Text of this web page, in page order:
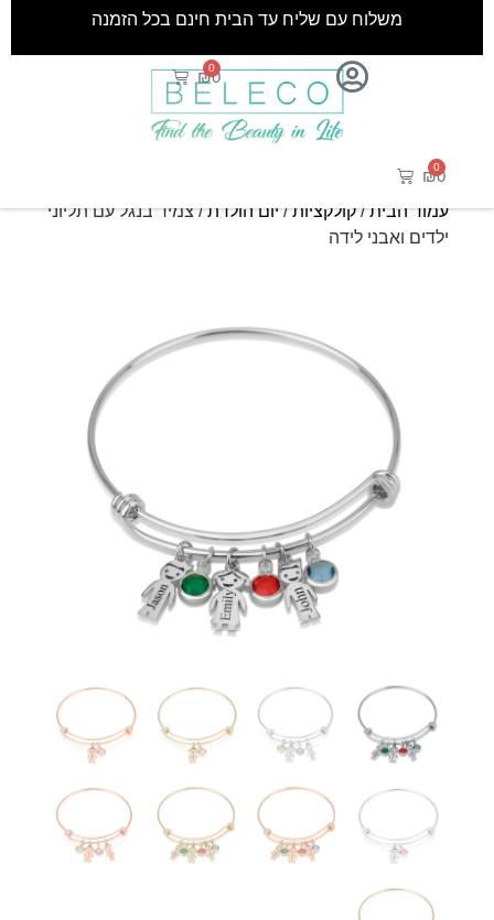
₪0
0
משלוח עם שליח עד הבית חינם בכל הזמנה
₪0
0
עמוד הבית/קולקציות/יום הולדת/ צמיד בנגל עם תליוני
ילדים ואבני לידה